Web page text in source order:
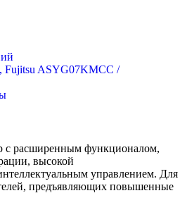
Fujitsu ASYG07KMCC /
с расширенным функционалом,
высокой
управлением. Для
предъявляющих повышенные